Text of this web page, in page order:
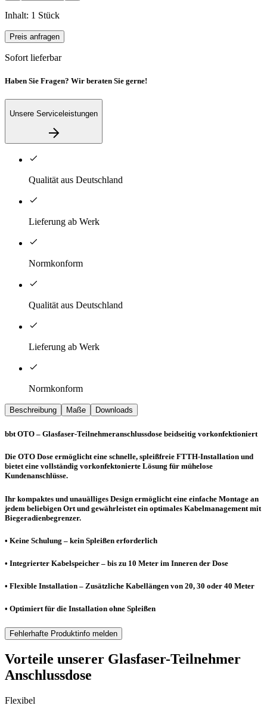
Inhalt: 1 Stück
Preis anfragen
Sofort lieferbar
Haben Sie Fragen? Wir beraten Sie gerne!
Unsere Serviceleistungen
Qualität aus Deutschland
Lieferung ab Werk
Normkonform
Qualität aus Deutschland
Lieferung ab Werk
Normkonform
Beschreibung Maße Downloads
bbt OTO – Glasfaser-Teilnehmeranschlussdose beidseitig vorkonfektioniert
Die OTO Dose ermöglicht eine schnelle, spleißfreie FTTH-Installation und
bietet eine vollständig vorkonfektonierte Lösung für mühelose
Kundenanschlüsse.
Ihr kompaktes und unau­älliges Design ermöglicht eine einfache Montage an
jedem beliebigen Ort und gewährleistet ein optimales Kabelmanagement mit
Biegeradienbegrenzer.
• Keine Schulung – kein Spleißen erforderlich
• Integrierter Kabelspeicher – bis zu 10 Meter im Inneren der Dose
• Flexible Installation – Zusätzliche Kabellängen von 20, 30 oder 40 Meter
• Optimiert für die Installation ohne Spleißen
Fehlerhafte Produktinfo melden
Vorteile unserer Glasfaser-Teilnehmer
Anschlussdose
Flexibel